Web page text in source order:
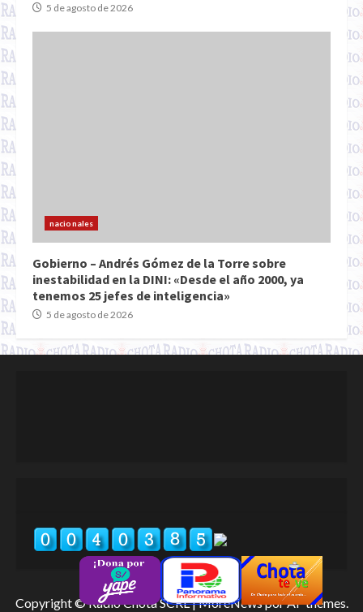
5 de agosto de 2026
nacionales
Gobierno – Andrés Gómez de la Torre sobre
inestabilidad en la DINI: «Desde el año 2000, ya
tenemos 25 jefes de inteligencia»
5 de agosto de 2026
Copyright © Radio Chota SCRL|MoreNewspor AF themes.